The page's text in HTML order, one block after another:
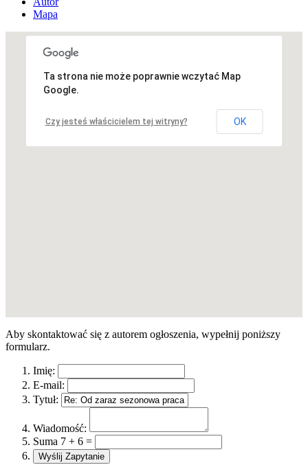
Mapa
Niestety, adres nie został znaleziony.
Ta strona nie może poprawnie wczytać Map
Google.
Czy jesteś właścicielem tej witryny? OK
Aby skontaktować się z autorem ogłoszenia, wypełnij poniższy
formularz.
Imię:
E-mail:
Tytuł:
Wiadomość:
Suma 7 + 6 =